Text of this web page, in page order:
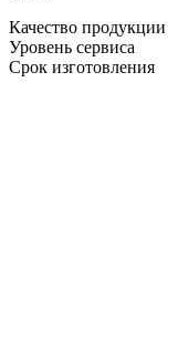
Качество продукции
Уровень сервиса
Срок изготовления